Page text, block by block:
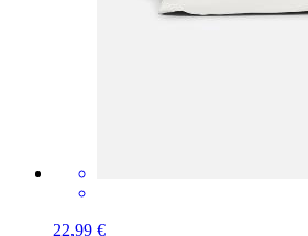
22,99 €